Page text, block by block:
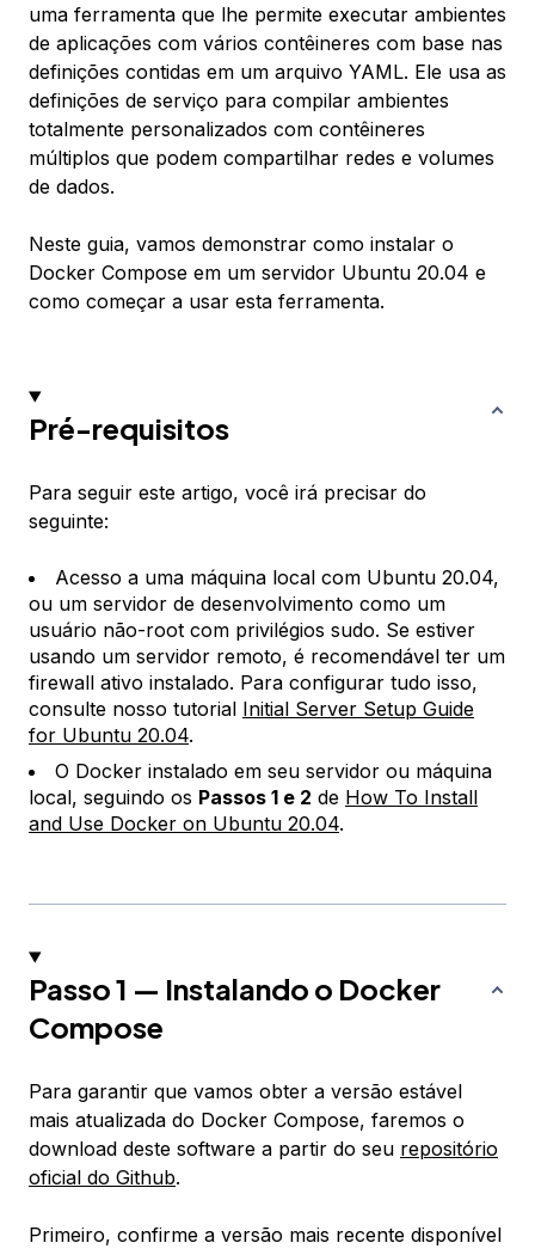
uma ferramenta que lhe permite executar ambientes
de aplicações com vários contêineres com base nas
definições contidas em um arquivo YAML. Ele usa as
definições de serviço para compilar ambientes
totalmente personalizados com contêineres
múltiplos que podem compartilhar redes e volumes
de dados.
Neste guia, vamos demonstrar como instalar o
Docker Compose em um servidor Ubuntu 20.04 e
como começar a usar esta ferramenta.
Pré-requisitos
Para seguir este artigo, você irá precisar do
seguinte:
Acesso a uma máquina local com Ubuntu 20.04,
ou um servidor de desenvolvimento como um
usuário não-root com privilégios sudo. Se estiver
usando um servidor remoto, é recomendável ter um
firewall ativo instalado. Para configurar tudo isso,
consulte nosso tutorial Initial Server Setup Guide
for Ubuntu 20.04.
O Docker instalado em seu servidor ou máquina
local, seguindo os Passos 1 e 2 de How To Install
and Use Docker on Ubuntu 20.04.
Passo 1 — Instalando o Docker
Compose
Para garantir que vamos obter a versão estável
mais atualizada do Docker Compose, faremos o
download deste software a partir do seu repositório
oficial do Github.
Primeiro, confirme a versão mais recente disponível